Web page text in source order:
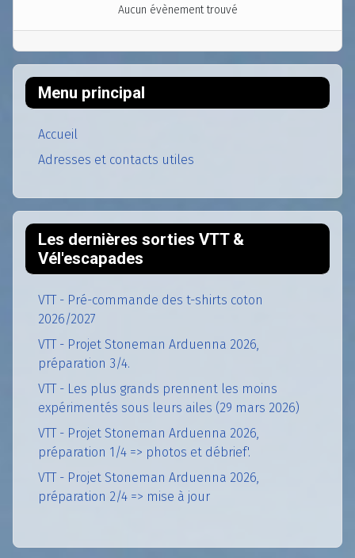
Aucun évènement trouvé
Menu principal
Accueil
Adresses et contacts utiles
Les dernières sorties VTT &
Vél'escapades
VTT - Pré-commande des t-shirts coton
2026/2027
VTT - Projet Stoneman Arduenna 2026,
préparation 3/4.
VTT - Les plus grands prennent les moins
expérimentés sous leurs ailes (29 mars 2026)
VTT - Projet Stoneman Arduenna 2026,
préparation 1/4 => photos et débrief'.
VTT - Projet Stoneman Arduenna 2026,
préparation 2/4 => mise à jour